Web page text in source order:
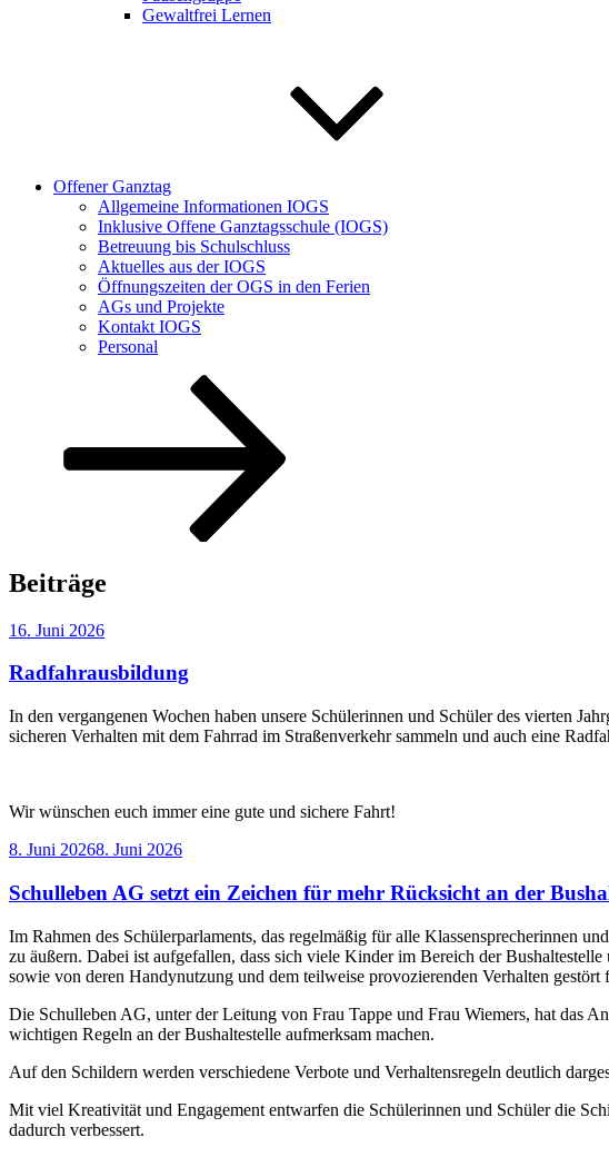
Gewaltfrei Lernen
Offener Ganztag
Allgemeine Informationen IOGS
Inklusive Offene Ganztagsschule (IOGS)
Betreuung bis Schulschluss
Aktuelles aus der IOGS
Öffnungszeiten der OGS in den Ferien
AGs und Projekte
Kontakt IOGS
Personal
Beiträge
Veröffentlicht
16. Juni 2026
Radfahrausbildung
In den vergangenen Wochen haben unsere Schülerinnen und Schüler des vierten
sicheren Verhalten mit dem Fahrrad im Straßenverkehr sammeln und auch eine
Wir wünschen euch immer eine gute und sichere Fahrt!
Veröffentlicht
8. Juni 20268. Juni 2026
Schulleben AG setzt ein Zeichen für mehr Rücksicht an der
Im Rahmen des Schülerparlaments, das regelmäßig für alle Klassensprecherinnen
zu äußern. Dabei ist aufgefallen, dass sich viele Kinder im Bereich der
sowie von deren Handynutzung und dem teilweise provozierenden Verhalten gestört
Die Schulleben AG, unter der Leitung von Frau Tappe und Frau Wiemers, hat das
wichtigen Regeln an der Bushaltestelle aufmerksam machen.
Auf den Schildern werden verschiedene Verbote und Verhaltensregeln deutlich
Mit viel Kreativität und Engagement entwarfen die Schülerinnen und Schüler die
dadurch verbessert.